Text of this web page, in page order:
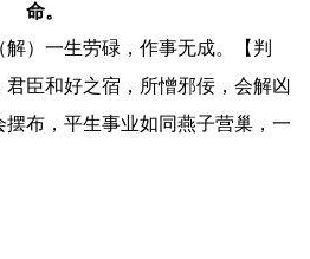
命。
）一生劳碌，作事无成。【判
臣和好之宿，所憎邪佞，会解凶
布，平生事业如同燕子营巢，一